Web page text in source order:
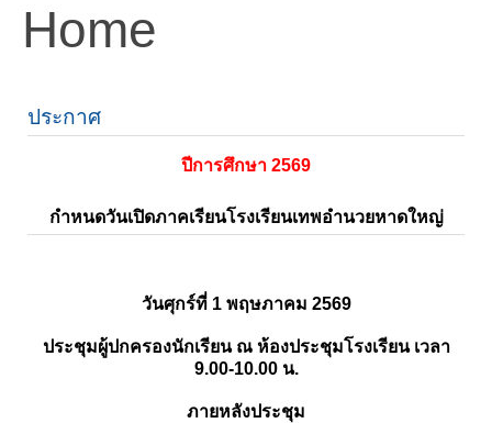
Home
ประกาศ
ปีการศึกษา 2569
กำหนดวันเปิดภาคเรียนโรงเรียนเทพอำนวยหาดใหญ่
วันศุกร์ที่ 1 พฤษภาคม 2569
ประชุมผู้ปกครองนักเรียน ณ ห้องประชุมโรงเรียน เวลา
9.00-10.00 น.
ภายหลังประชุม